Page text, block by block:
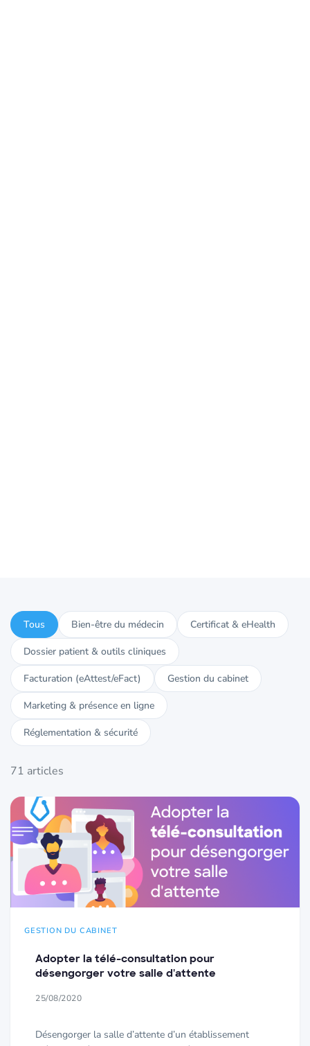
Tous Bien-être du médecin Certificat & eHealth
Dossier patient & outils cliniques
Facturation (eAttest/eFact) Gestion du cabinet
Marketing & présence en ligne
Réglementation & sécurité
71 articles
GESTION DU CABINET
Adopter la télé-consultation pour
désengorger votre salle d'attente
25/08/2020
Désengorger la salle d’attente d’un établissement